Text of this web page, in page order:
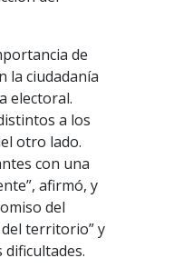
de
la ciudadanía
electoral.
a los
otro lado.
con una
afirmó, y
del
territorio” y